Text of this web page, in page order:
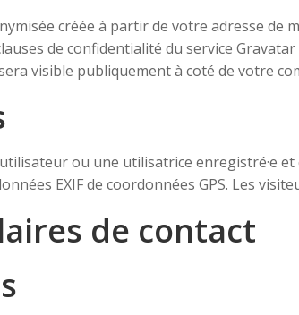
créée à partir de votre adresse de
de confidentialité du service
visible publiquement à coté de votre
ou une utilisatrice enregistré·e
EXIF de coordonnées GPS. Les
de contact